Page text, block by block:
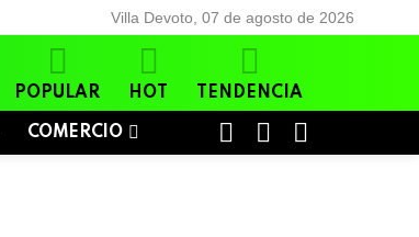
Villa Devoto, 07 de agosto de 2026
POPULAR HOT TENDENCIA
COMERCIO
SWITCH